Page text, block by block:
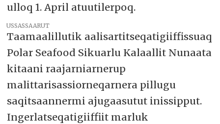
ulloq 1. April atuutilerpoq.
USSASSAARUT
Taamaalillutik aalisartitseqatigiiffissuaq
Polar Seafood Sikuarlu Kalaallit Nunaata
kitaani raajarniarnerup
malittarisassiorneqarnera pillugu
saqitsaannermi ajugaasutut inissipput.
Ingerlatseqatigiiffiit marluk